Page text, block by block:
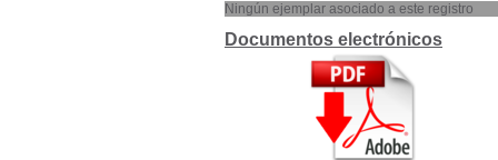
Ningún ejemplar asociado a este registro
Documentos electrónicos